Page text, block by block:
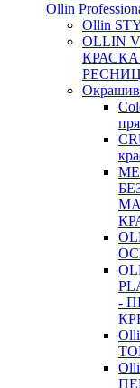
Ollin
Ollin
OLLIN
РЕСНИЦ
-